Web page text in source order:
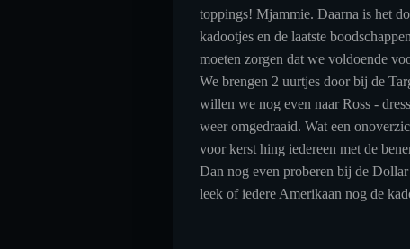
toppings! Mjammie. Daarna is het
kadootjes en de laatste
moeten zorgen dat we voldoende
We brengen 2 uurtjes door bij de
willen we nog even naar Ross -
weer omgedraaid. Wat een
voor kerst hing iedereen met de
Dan nog even proberen bij de
leek of iedere Amerikaan nog de